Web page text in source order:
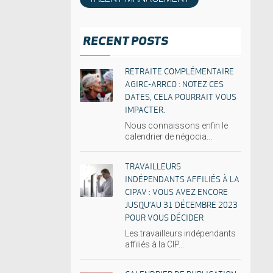
RECENT POSTS
RETRAITE COMPLÉMENTAIRE
AGIRC-ARRCO : NOTEZ CES
DATES, CELA POURRAIT VOUS
IMPACTER.
Nous connaissons enfin le
calendrier de négocia...
TRAVAILLEURS
INDÉPENDANTS AFFILIÉS À LA
CIPAV : VOUS AVEZ ENCORE
JUSQU’AU 31 DÉCEMBRE 2023
POUR VOUS DÉCIDER
Les travailleurs indépendants
affiliés à la CIP...